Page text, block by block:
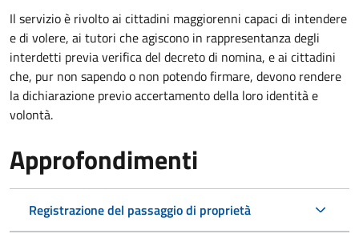
Il servizio è rivolto ai cittadini maggiorenni capaci di intendere
e di volere, ai tutori che agiscono in rappresentanza degli
interdetti previa verifica del decreto di nomina, e ai cittadini
che, pur non sapendo o non potendo firmare, devono rendere
la dichiarazione previo accertamento della loro identità e
volontà.
Approfondimenti
Registrazione del passaggio di proprietà